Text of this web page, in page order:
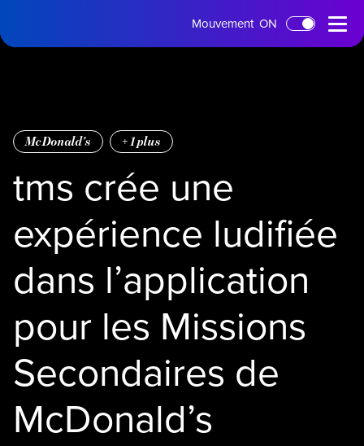
Menu
ouvert
Mouvement ON
tms crée une
expérience ludifiée
dans l’application
pour les Missions
Secondaires de
McDonald’s
McDonald's +1plus